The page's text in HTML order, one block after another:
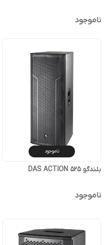
ناموجود
ناموجود
بلندگو DAS ACTION 525
ناموجود